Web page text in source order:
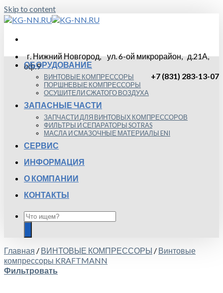
Skip to content
г. Нижний Новгород, ул. 6-ой микрорайон, д.21А,
оф.9
+7 (831) 283-13-07
ОБОРУДОВАНИЕ
ВИНТОВЫЕ КОМПРЕССОРЫ
ПОРШНЕВЫЕ КОМПРЕССОРЫ
ОСУШИТЕЛИ СЖАТОГО ВОЗДУХА
ЗАПАСНЫЕ ЧАСТИ
ЗАПЧАСТИ ДЛЯ ВИНТОВЫХ КОМПРЕССОРОВ
ФИЛЬТРЫ И СЕПАРАТОРЫ SOTRAS
МАСЛА И СМАЗОЧНЫЕ МАТЕРИАЛЫ ENI
СЕРВИС
ИНФОРМАЦИЯ
О КОМПАНИИ
КОНТАКТЫ
Главная / ВИНТОВЫЕ КОМПРЕССОРЫ / Винтовые
компрессоры KRAFTMANN
Фильтровать